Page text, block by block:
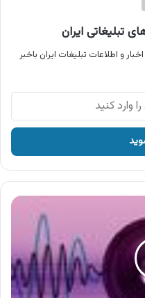
تبلیغاتی ایران
و اطلاعات تبلیغات ایران باخبر